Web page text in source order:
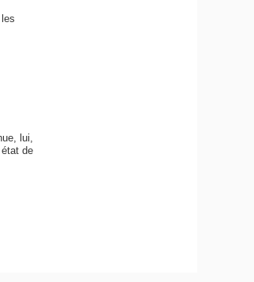
lui,
de